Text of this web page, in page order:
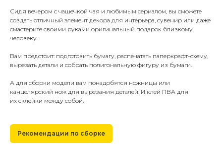
Сидя вечером с чашечкой чая и любимым сериалом, вы сможете
создать отличный элемент декора для интерьера, сувенир или даже
смастерите своими руками оригинальный подарок близкому
человеку.
Вам предстоит: подготовить бумагу, распечатать паперкрафт-схему,
вырезать детали и собрать полигональную фигуру из бумаги.
А для сборки модели вам понадобятся ножницы или
канцелярский нож для вырезания деталей. И клей ПВА для
их склейки между собой.
Рекомендации по сборке